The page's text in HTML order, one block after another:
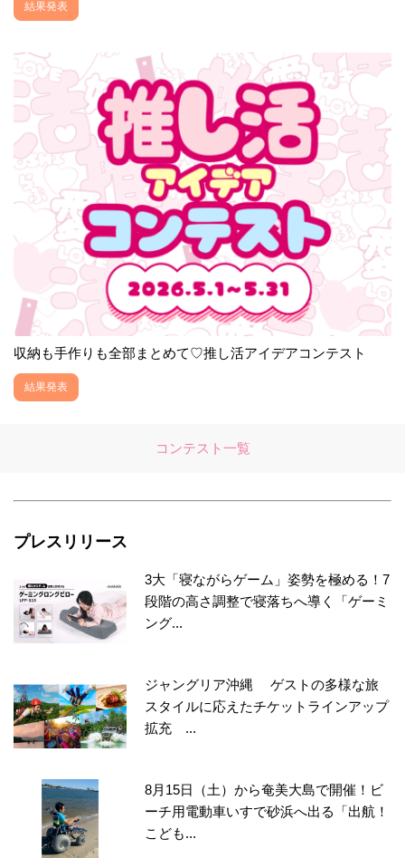
結果発表
収納も手作りも全部まとめて♡推し活アイデアコンテスト
結果発表
コンテスト一覧
プレスリリース
3大「寝ながらゲーム」姿勢を極める！7
段階の高さ調整で寝落ちへ導く「ゲーミ
ング...
ジャングリア沖縄 ゲストの多様な旅
スタイルに応えたチケットラインアップ
拡充 ...
8月15日（土）から奄美大島で開催！ビ
ーチ用電動車いすで砂浜へ出る「出航！
こども...